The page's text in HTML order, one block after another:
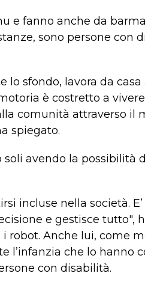
e fanno anche da
sono persone con
lo sfondo, lavora da
è costretto a
comunità attraverso il
spiegato.
avendo la possibilità
incluse nella società.
e gestisce tutto",
robot. Anche lui, come
che lo hanno
con disabilità.